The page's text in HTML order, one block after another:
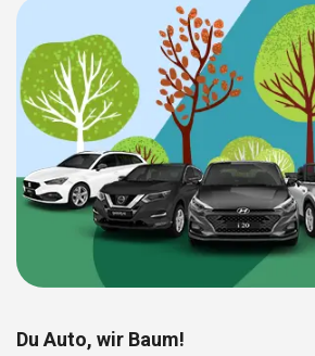
Du Auto, wir Baum!